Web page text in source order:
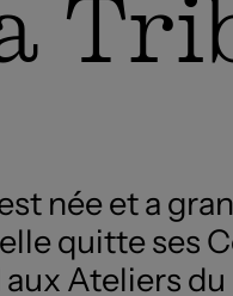
née et a
elle quitte ses
aux Ateliers